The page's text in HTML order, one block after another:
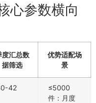
心参数横向
度汇总数
据筛选
优势适配场
景
42
≤5000
件：月度